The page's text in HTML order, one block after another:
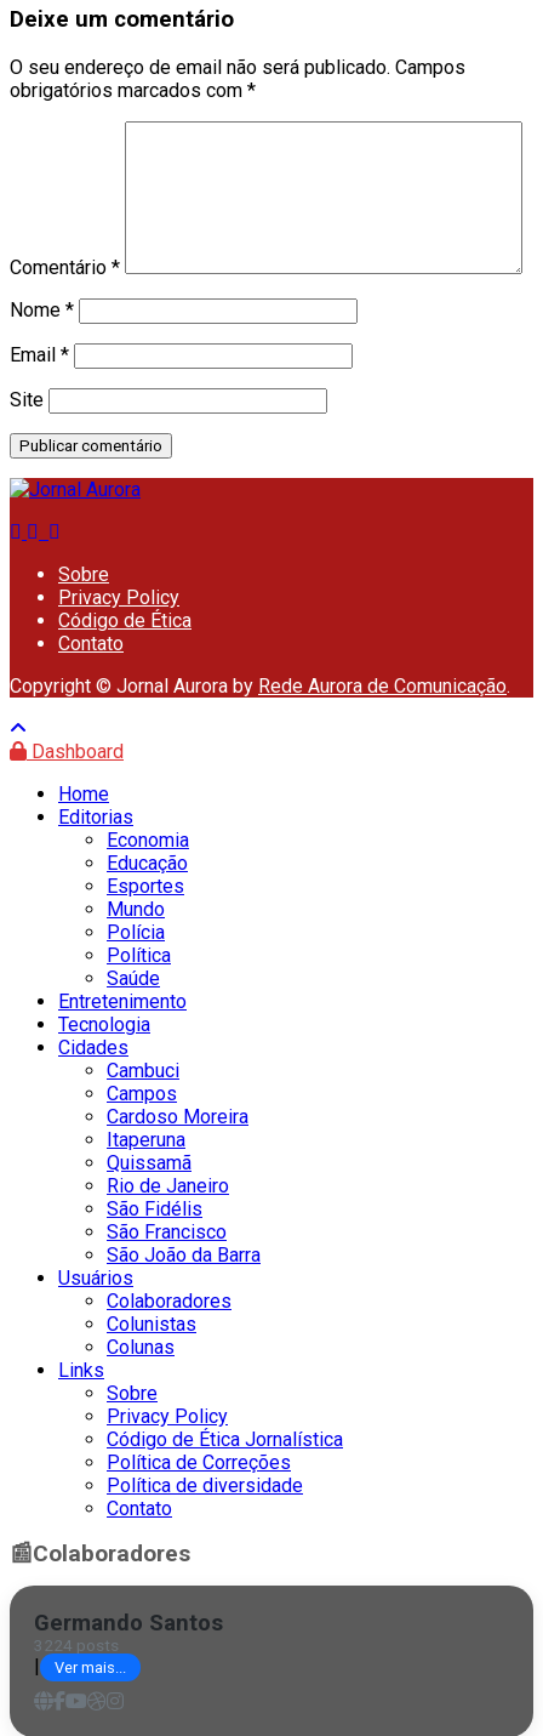
Deixe um comentário
O seu endereço de email não será publicado. Campos
obrigatórios marcados com *
Comentário *
Nome *
Email *
Site
Sobre
Privacy Policy
Código de Ética
Contato
Copyright © Jornal Aurora by Rede Aurora de Comunicação.
Dashboard
Home
Editorias
Economia
Educação
Esportes
Mundo
Polícia
Política
Saúde
Entretenimento
Tecnologia
Cidades
Cambuci
Campos
Cardoso Moreira
Itaperuna
Quissamã
Rio de Janeiro
São Fidélis
São Francisco
São João da Barra
Usuários
Colaboradores
Colunistas
Colunas
Links
Sobre
Privacy Policy
Código de Ética Jornalística
Política de Correções
Política de diversidade
Contato
📰Colaboradores
Germando Santos
3224 posts
Ver mais...